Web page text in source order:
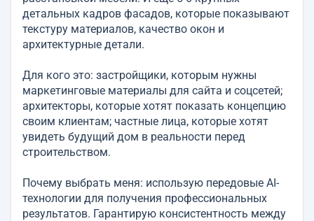
детальных кадров фасадов, которые показывают
текстуру материалов, качество окон и
архитектурные детали.
Для кого это: застройщики, которым нужны
маркетинговые материалы для сайта и соцсетей;
архитекторы, которые хотят показать концепцию
своим клиентам; частные лица, которые хотят
увидеть будущий дом в реальности перед
строительством.
Почему выбрать меня: использую передовые AI-
технологии для получения профессиональных
результатов. Гарантирую консистентность между